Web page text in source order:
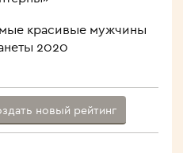
красивые мужчины
2020
новый рейтинг